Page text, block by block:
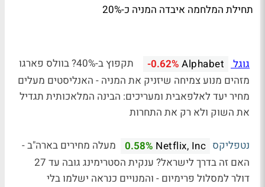
תחילת המלחמה איבדה המניה כ-20%
גוגל Alphabet
-0.62%
תקפוץ ב-40%? בוולס פארגו
מזהים מנוע צמיחה שיזניק את המניה - האנליסטים מעלים
מחיר יעד לאלפאבית ומעריכים: הבינה המלאכותית תגדיל
את השוק ולא רק את התחרות
נטפליקס Netflix, Inc
0.58%
מעלה מחירים בארה"ב -
האם זה בדרך לישראל? ענקית הסטרימינג גובה עד 27
דולר למסלול פרימיום - והמנויים כנראה ישלמו בלי